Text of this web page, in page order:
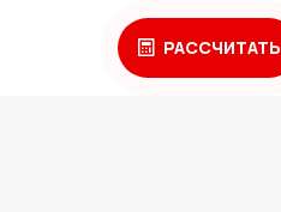
РАССЧИТАТЬ